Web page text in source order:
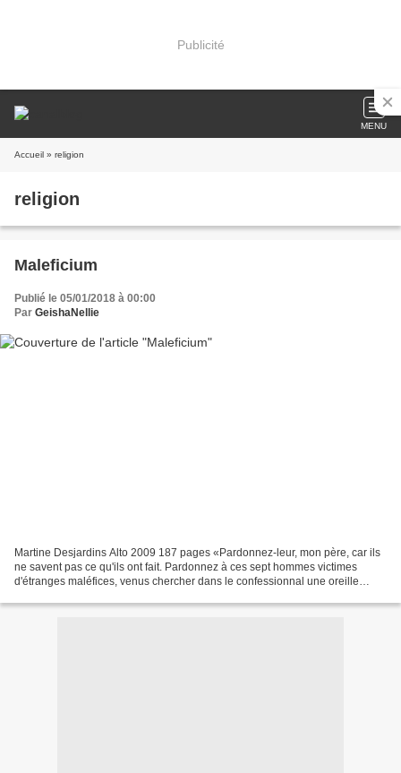
Publicité
MENU
Accueil » religion
religion
Maleficium
Publié le 05/01/2018 à 00:00
Par GeishaNellie
Martine Desjardins Alto 2009 187 pages «Pardonnez-leur, mon père, car ils
ne savent pas ce qu'ils ont fait. Pardonnez à ces sept hommes victimes
d'étranges maléfices, venus chercher dans le confessionnal une oreille